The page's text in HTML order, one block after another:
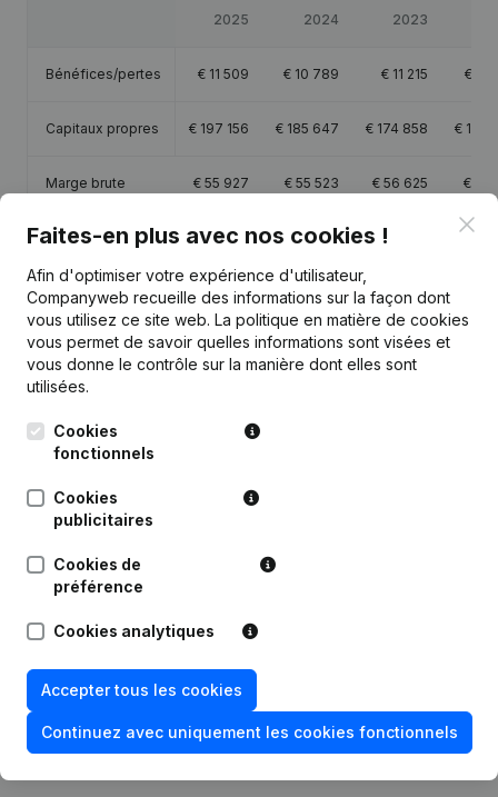
2025 2024 2023
Bénéfices/pertes € 11 509 € 10 789 € 11 215 €
Capitaux propres € 197 156 € 185 647 € 174 858 € 163
Marge brute € 55 927 € 55 523 € 56 625 €
Publications de Immo De Statie
20-10-2023 Demissions - Nominations
10-01-2023 Demissions - Nominations
23-03-2020
Modification Forme Juridique -
Siège Social - Adressen Anders Dan
Siège Social
Faites-en plus avec nos cookies !
Afin d'optimiser votre expérience d'utilisateur,
Companyweb recueille des informations sur la façon dont
vous utilisez ce site web. La politique en matière de cookies
vous permet de savoir quelles informations sont visées et
vous donne le contrôle sur la manière dont elles sont
utilisées.
Cookies
fonctionnels
Cookies
publicitaires
Cookies de
préférence
Cookies analytiques
Accepter tous les cookies
Continuez avec uniquement les cookies fonctionnels